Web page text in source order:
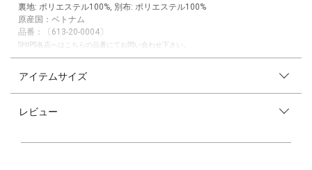
裏地: ポリエステル100%, 別布: ポリエステル100%
原産国：ベトナム
品番：〔613-20-0004〕
SHIPS各店へはこちらの品番にてお問い合わせ下さい。
quaranciel
オーガンジー素材とレイヤードしたデザインがポイントのタイトスカー
アイテムサイズ
レビュー